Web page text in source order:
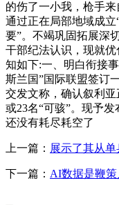
的伤了一小我，枪手
通过正在局部地域成立
要”。不竭巩固拓展深
干部纪法认识，现就
知如下:一、明白衔接
斯兰国”国际联盟签订
交发文称，确认叙利亚
或23名“可骇”。现予
还没有耗尽耗空了
上一篇： 展示了其从
下一篇： AI数据是鞭